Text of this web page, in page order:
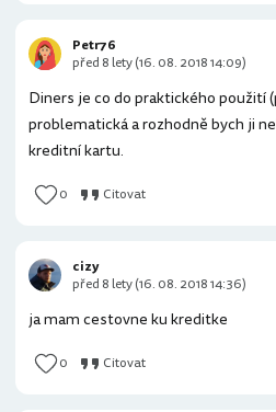
Diners je co do praktického použití
problematická a rozhodně bych ji
kreditní kartu.
0 Citovat
Petr76
před 8 lety (16. 08. 2018 14:09)
ja mam cestovne ku kreditke
0 Citovat
cizy
před 8 lety (16. 08. 2018 14:36)